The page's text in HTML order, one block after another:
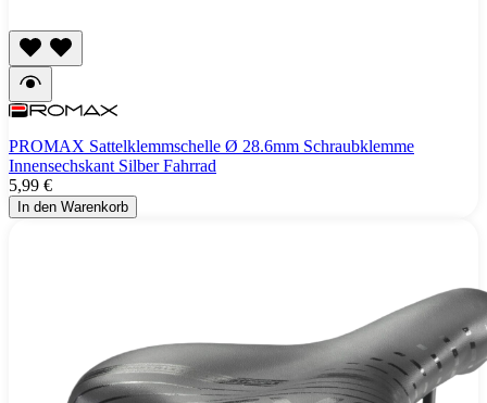
PROMAX Sattelklemmschelle Ø 28.6mm Schraubklemme
Innensechskant Silber Fahrrad
5,99 €
In den Warenkorb